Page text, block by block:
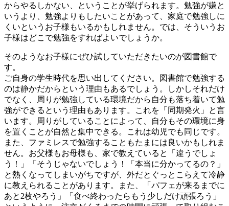
からやるしかない、ということが挙げられます。勉強が嫌と
いうより、勉強よりもしたいことがあって、家庭で勉強しに
くいというお子様もいるかもしれません。では、そういうお
子様はどこで勉強をすればよいでしょうか。
そのようなお子様にぜひ試していただきたいのが図書館で
す。
ご自身の学生時代を思い出してください。図書館で勉強する
のは静かだからという理由もあるでしょう。しかしそれだけ
でなく、周りが勉強している環境だから自分も落ち着いて勉
強ができるという理由もあります。これを「同期発火」と言
います。周りがしていることによって、自分もその環境に身
を置くことが自然と集中できる。これは幼児でも同じです。
また、ファミレスで勉強することもたまには良いかもしれま
せん。お父様もお母様も、家で教えていると「違うでしょ
う！」「そうじゃないでしょう！「本当に分かってるの？」
と熱くなってしまいがちですが、外だとぐっとこらえて冷静
に教えられることがあります。また、「パフェが来るまでに
あと2枚やろう」「食べ終わったらもう少しだけ頑張ろう」